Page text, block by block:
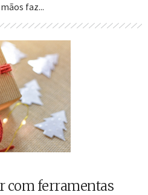
faz...
com ferramentas